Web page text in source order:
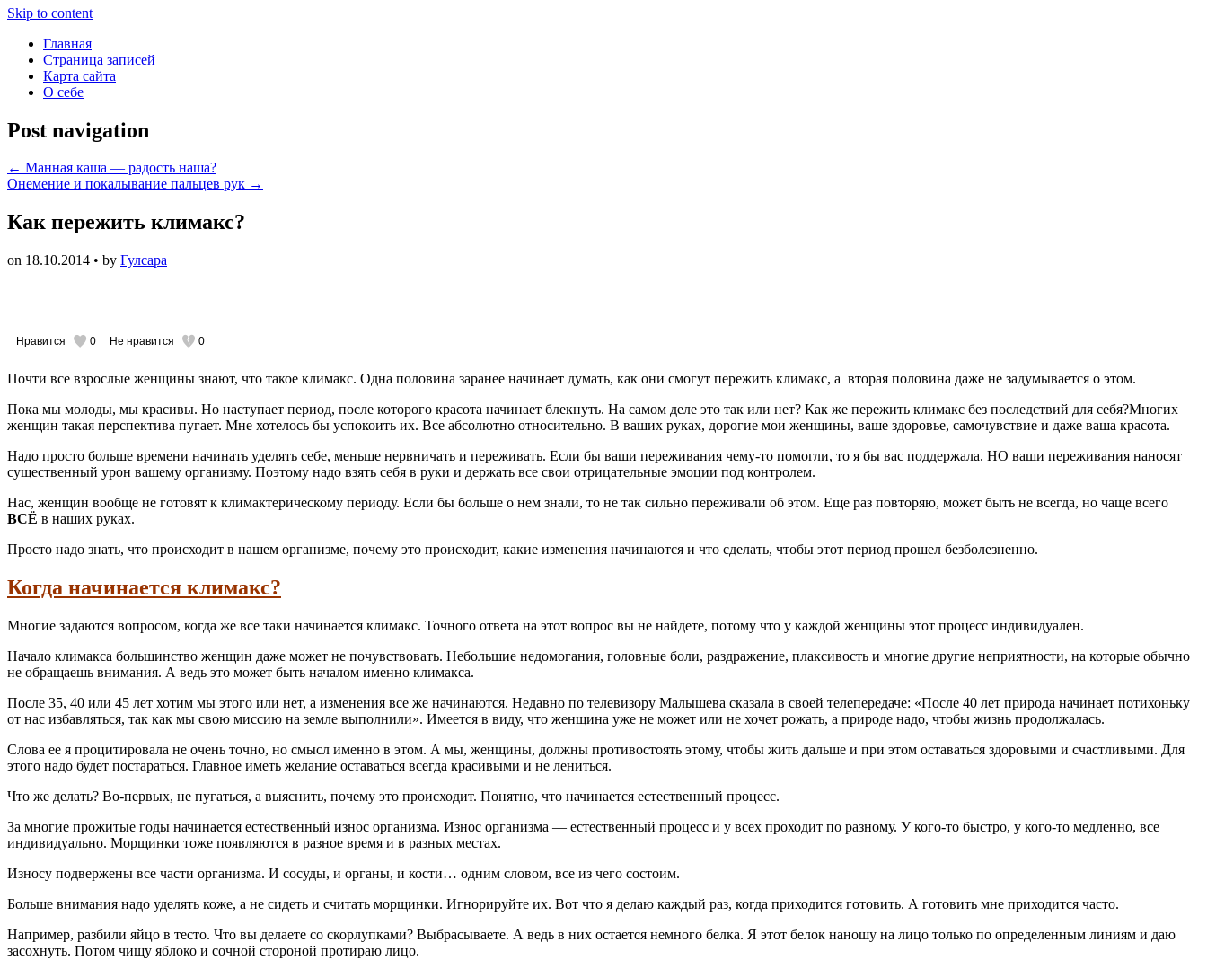
Skip to content
Главная
Страница записей
Карта сайта
О себе
Post navigation
← Манная каша — радость наша?
Онемение и покалывание пальцев рук →
Как пережить климакс?
on 18.10.2014 • by Гулсара
Нравится 0 Не нравится 0
Почти все взрослые женщины знают, что такое климакс. Одна половина заранее начинает думать, как они смогут пережить климакс, а вторая половина даже не задумывается о этом.
Пока мы молоды, мы красивы. Но наступает период, после которого красота начинает блекнуть. На самом деле это так или нет? Как же пережить климакс без последствий для себя?Многих
женщин такая перспектива пугает. Мне хотелось бы успокоить их. Все абсолютно относительно. В ваших руках, дорогие мои женщины, ваше здоровье, самочувствие и даже ваша красота.
Надо просто больше времени начинать уделять себе, меньше нервничать и переживать. Если бы ваши переживания чему-то помогли, то я бы вас поддержала. НО ваши переживания наносят
существенный урон вашему организму. Поэтому надо взять себя в руки и держать все свои отрицательные эмоции под контролем.
Нас, женщин вообще не готовят к климактерическому периоду. Если бы больше о нем знали, то не так сильно переживали об этом. Еще раз повторяю, может быть не всегда, но чаще всего
ВСЁ в наших руках.
Просто надо знать, что происходит в нашем организме, почему это происходит, какие изменения начинаются и что сделать, чтобы этот период прошел безболезненно.
Когда начинается климакс?
Многие задаются вопросом, когда же все таки начинается климакс. Точного ответа на этот вопрос вы не найдете, потому что у каждой женщины этот процесс индивидуален.
Начало климакса большинство женщин даже может не почувствовать. Небольшие недомогания, головные боли, раздражение, плаксивость и многие другие неприятности, на которые обычно
не обращаешь внимания. А ведь это может быть началом именно климакса.
После 35, 40 или 45 лет хотим мы этого или нет, а изменения все же начинаются. Недавно по телевизору Малышева сказала в своей телепередаче: «После 40 лет природа начинает потихоньку
от нас избавляться, так как мы свою миссию на земле выполнили». Имеется в виду, что женщина уже не может или не хочет рожать, а природе надо, чтобы жизнь продолжалась.
Слова ее я процитировала не очень точно, но смысл именно в этом. А мы, женщины, должны противостоять этому, чтобы жить дальше и при этом оставаться здоровыми и счастливыми. Для
этого надо будет постараться. Главное иметь желание оставаться всегда красивыми и не лениться.
Что же делать? Во-первых, не пугаться, а выяснить, почему это происходит. Понятно, что начинается естественный процесс.
За многие прожитые годы начинается естественный износ организма. Износ организма — естественный процесс и у всех проходит по разному. У кого-то быстро, у кого-то медленно, все
индивидуально. Морщинки тоже появляются в разное время и в разных местах.
Износу подвержены все части организма. И сосуды, и органы, и кости… одним словом, все из чего состоим.
Больше внимания надо уделять коже, а не сидеть и считать морщинки. Игнорируйте их. Вот что я делаю каждый раз, когда приходится готовить. А готовить мне приходится часто.
Например, разбили яйцо в тесто. Что вы делаете со скорлупками? Выбрасываете. А ведь в них остается немного белка. Я этот белок наношу на лицо только по определенным линиям и даю
засохнуть. Потом чищу яблоко и сочной стороной протираю лицо.